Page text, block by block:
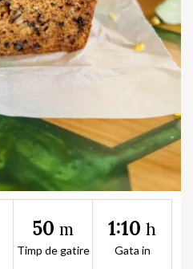
50 m
Timp de gatire
1:10 h
Gata in